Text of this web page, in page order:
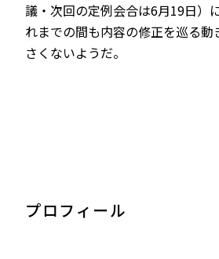
議・次回の定例会合は6月19日）
れまでの間も内容の修正を巡る
さくないようだ。
プロフィール